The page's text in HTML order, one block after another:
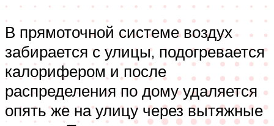
В прямоточной системе воздух
забирается с улицы, подогревается
калорифером и после
распределения по дому удаляется
опять же на улицу через вытяжные